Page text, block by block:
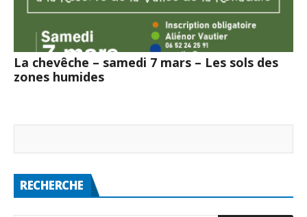
La chevêche – samedi 7 mars – Les sols des
zones humides
RECHERCHE